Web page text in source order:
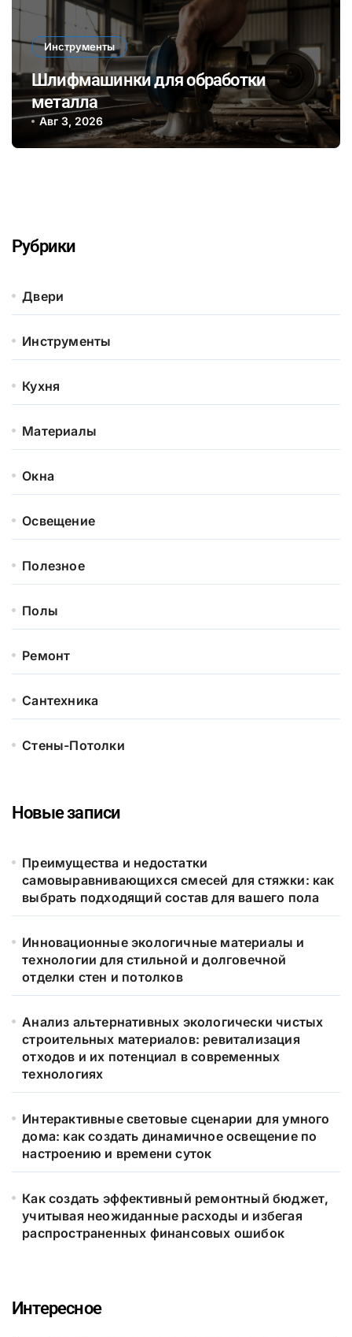
Инструменты
Шлифмашинки для обработки
металла
Авг 3, 2026
Рубрики
Двери
Инструменты
Кухня
Материалы
Окна
Освещение
Полезное
Полы
Ремонт
Сантехника
Стены-Потолки
Новые записи
Преимущества и недостатки
самовыравнивающихся смесей для стяжки: как
выбрать подходящий состав для вашего пола
Инновационные экологичные материалы и
технологии для стильной и долговечной
отделки стен и потолков
Анализ альтернативных экологически чистых
строительных материалов: ревитализация
отходов и их потенциал в современных
технологиях
Интерактивные световые сценарии для умного
дома: как создать динамичное освещение по
настроению и времени суток
Как создать эффективный ремонтный бюджет,
учитывая неожиданные расходы и избегая
распространенных финансовых ошибок
Интересное